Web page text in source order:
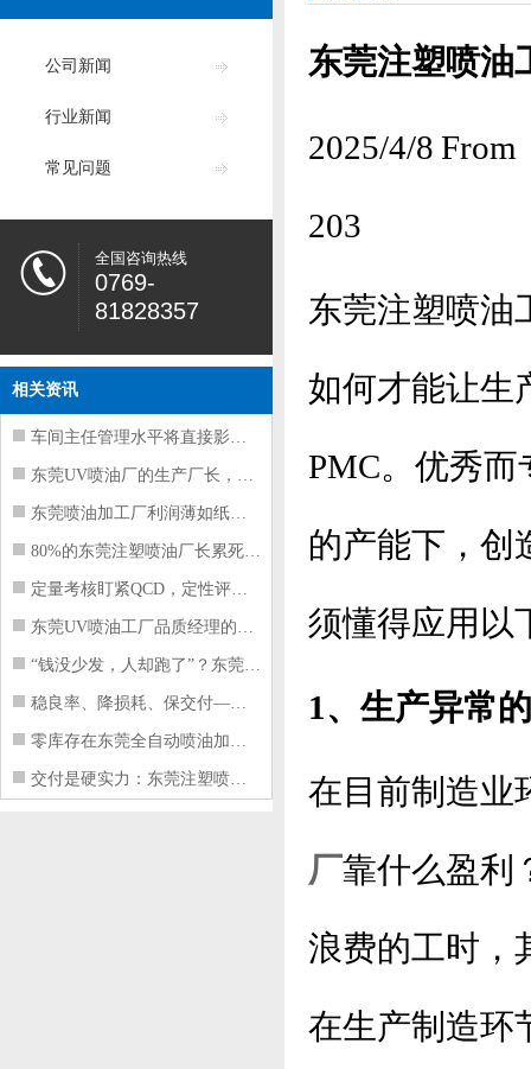
公司新闻
行业新闻
常见问题
全国咨询热线
0769-
81828357
相关资讯
车间主任管理水平将直接影响东莞注塑件
东莞UV喷油厂的生产厂长，到底在给工
东莞喷油加工厂利润薄如纸？这四项基本
80%的东莞注塑喷油厂长累死累活，利
定量考核盯紧QCD，定性评价看好配合
东莞UV喷油工厂品质经理的四项核心管
“钱没少发，人却跑了”？东莞注塑喷油
稳良率、降损耗、保交付——东莞这家U
零库存在东莞全自动喷油加工厂不可行的
交付是硬实力：东莞注塑喷油厂如何用齐
东莞注塑喷油
2025/4/8
203
东莞注塑喷油
如何才能让生
PMC。优秀
的产能下，创
须懂得应用以
1、生产异常
在目前制造业
厂靠什么盈利
浪费的工时，
在生产制造环